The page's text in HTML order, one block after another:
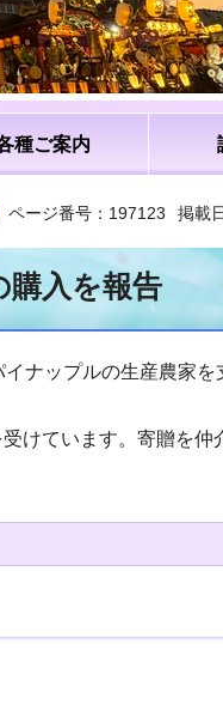
種ご案内
ページ番号：197123 掲載
購入を報告
ナップルの生産農家を
けています。寄贈を仲